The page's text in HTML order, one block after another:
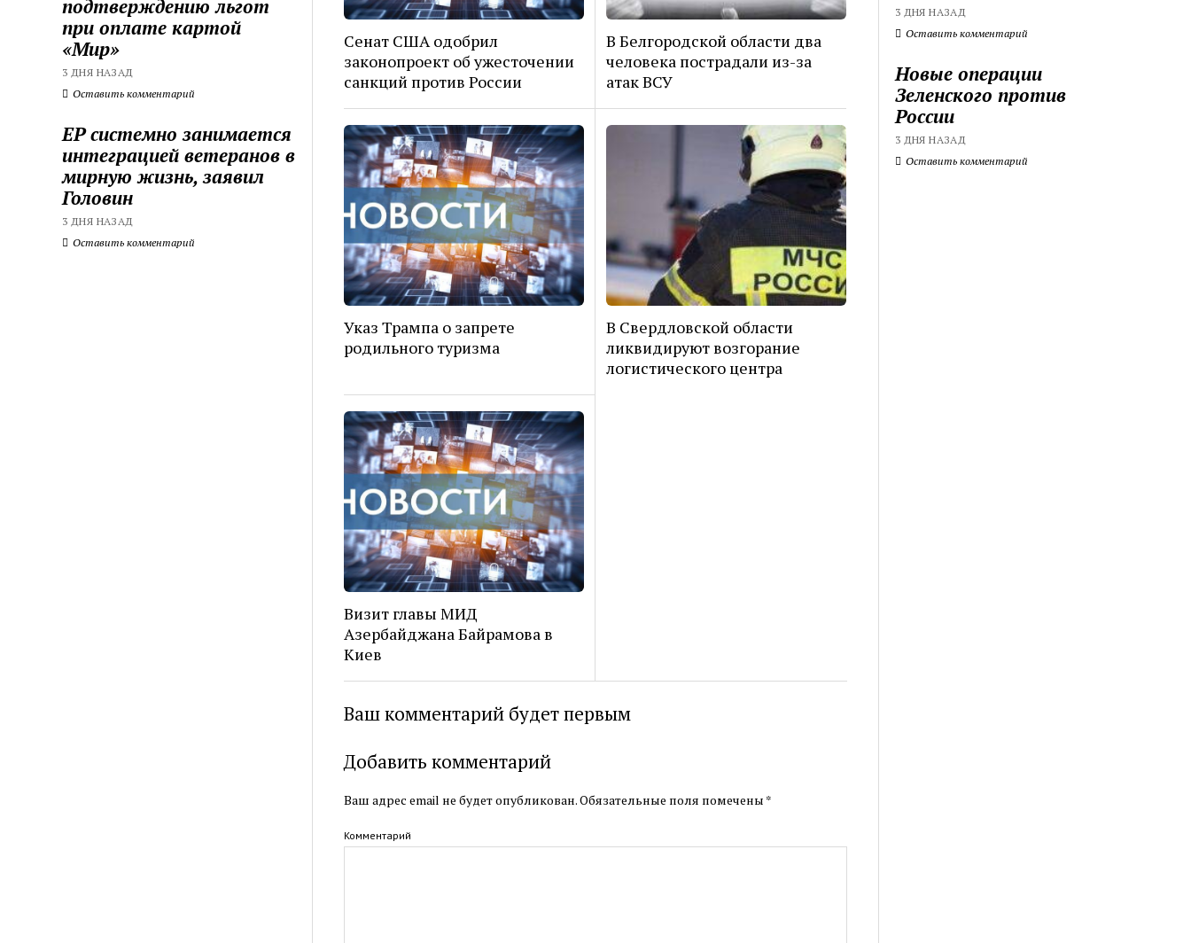
подтверждению льгот
при оплате картой
«Мир»
3 ДНЯ НАЗАД
Оставить комментарий
ЕР системно занимается
интеграцией ветеранов в
мирную жизнь, заявил
Головин
3 ДНЯ НАЗАД
Оставить комментарий
Сенат США одобрил
законопроект об ужесточении
санкций против России
В Белгородской области два
человека пострадали из-за
атак ВСУ
Указ Трампа о запрете
родильного туризма
В Свердловской области
ликвидируют возгорание
логистического центра
Визит главы МИД
Азербайджана Байрамова в
Киев
Ваш комментарий будет первым
Добавить комментарий
Ваш адрес email не будет опубликован.Обязательные поля помечены *
Комментарий
3 ДНЯ НАЗАД
Оставить комментарий
Новые операции
Зеленского против
России
3 ДНЯ НАЗАД
Оставить комментарий